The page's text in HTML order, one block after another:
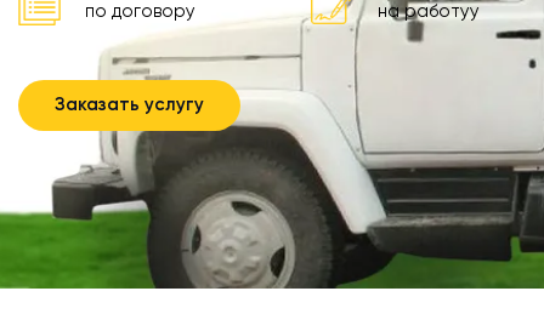
по договору
на работуу
Заказать услугу